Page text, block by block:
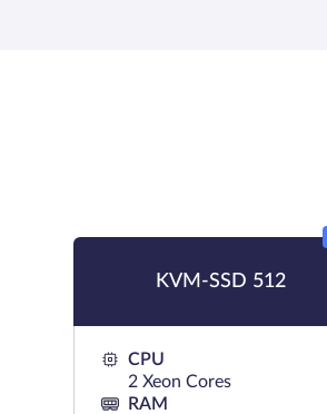
KVM-SSD 512
CPU
2 Xeon Cores
RAM